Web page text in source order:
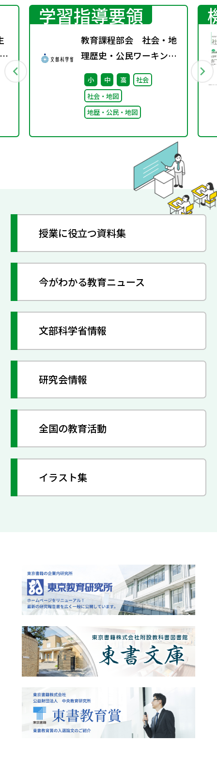
学習指導要領
教育課程部会 社会・地
理歴史・公民ワーキング
（第1回） 配付資料
小 中 高
社会
社会・地図
地歴・公民・地図
授業に役立つ資料集
今がわかる教育ニュース
文部科学省情報
研究会情報
全国の教育活動
イラスト集